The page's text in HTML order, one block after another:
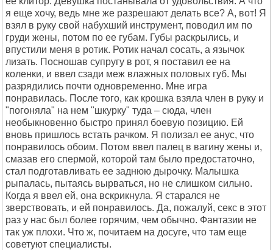
я еще хочу, ведь мне же разрешают делать все? А, вот! Я
взял в руку свой набухший инструмент, поводил им по
груди жены, потом по ее губам. Губы раскрылись, и
впустили меня в ротик. Ротик начал сосать, а язычок
лизать. Посношав супругу в рот, я поставил ее на
коленки, и ввел сзади меж влажных половых губ. Мы
разрядились почти одновременно. Мне игра
понравилась. После того, как крошка взяла член в руку и
"погоняла" на нем "шкурку" туда – сюда, член
необыкновенно быстро принял боевую позицию. Ей
вновь пришлось встать рачком. Я полизал ее анус, что
понравилось обоим. Потом ввел палец в вагину жены и,
смазав его спермой, которой там было предостаточно,
стал подготавливать ее заднюю дырочку. Малышка
рыпалась, пытаясь вырваться, но не слишком сильно.
Когда я ввел ей, она вскрикнула. Я старался не
зверствовать, и ей понравилось. Да, пожалуй, секс в этот
раз у нас был более горячим, чем обычно. Фантазии не
так уж плохи. Что ж, почитаем на досуге, что там еще
советуют специалисты.